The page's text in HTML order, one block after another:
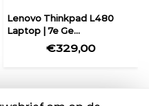
Lenovo Thinkpad L480
Laptop | 7e Ge...
€329,00